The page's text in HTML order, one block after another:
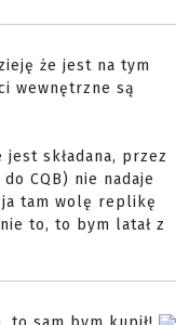
że jest na tym
wewnętrzne są
składana, przez
CQB) nie nadaje
ja tam wolę replikę
to, to bym latał z